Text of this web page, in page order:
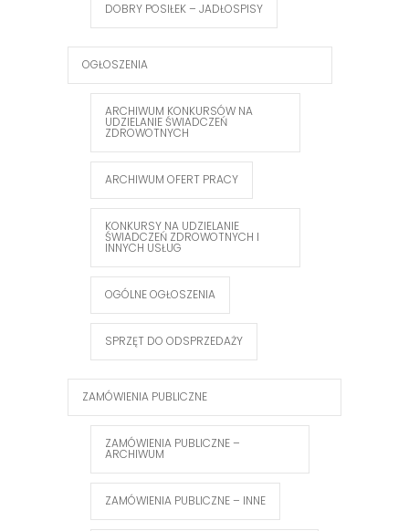
DOBRY POSIŁEK – JADŁOSPISY
OGŁOSZENIA
ARCHIWUM KONKURSÓW NA
UDZIELANIE ŚWIADCZEŃ
ZDROWOTNYCH
ARCHIWUM OFERT PRACY
KONKURSY NA UDZIELANIE
ŚWIADCZEŃ ZDROWOTNYCH I
INNYCH USŁUG
OGÓLNE OGŁOSZENIA
SPRZĘT DO ODSPRZEDAŻY
ZAMÓWIENIA PUBLICZNE
ZAMÓWIENIA PUBLICZNE –
ARCHIWUM
ZAMÓWIENIA PUBLICZNE – INNE